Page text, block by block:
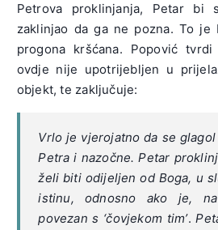
Petrova proklinjanja, Petar bi
zaklinjao da ga ne pozna. To je
progona kršćana. Popović
ovdje nije upotrijebljen u
objekt, te zaključuje:
Vrlo je vjerojatno da se
Petra i nazočne. Petar
želi biti odijeljen od Boga, u
istinu, odnosno ako je,
povezan s ‘čovjekom tim’.